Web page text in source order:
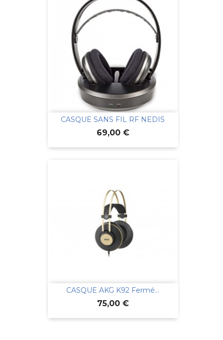
CASQUE SANS FIL RF NEDIS
Prix
69,00 €
CASQUE AKG K92 Fermé...
Prix
75,00 €